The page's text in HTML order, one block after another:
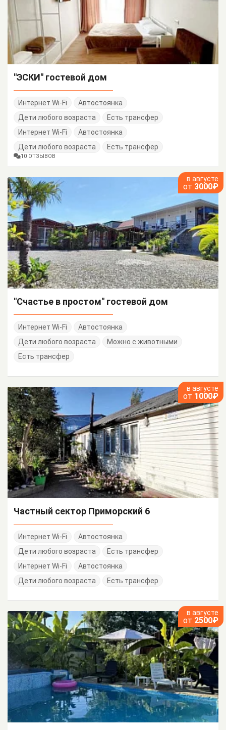
"ЭСКИ" гостевой дом
Интернет Wi-Fi
Автостоянка
Дети любого возраста
Есть трансфер
Интернет Wi-Fi
Автостоянка
Дети любого возраста
Есть трансфер
10 ОТЗЫВОВ
в августе
от 3000₽
"Счастье в простом" гостевой дом
Интернет Wi-Fi
Автостоянка
Дети любого возраста
Можно с животными
Есть трансфер
в августе
от 1000₽
Частный сектор Приморский 6
Интернет Wi-Fi
Автостоянка
Дети любого возраста
Есть трансфер
Интернет Wi-Fi
Автостоянка
Дети любого возраста
Есть трансфер
в августе
от 2500₽